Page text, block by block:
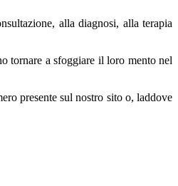
alla diagnosi, alla terapia
tornare a sfoggiare il loro mento nel
presente sul nostro sito o, laddove